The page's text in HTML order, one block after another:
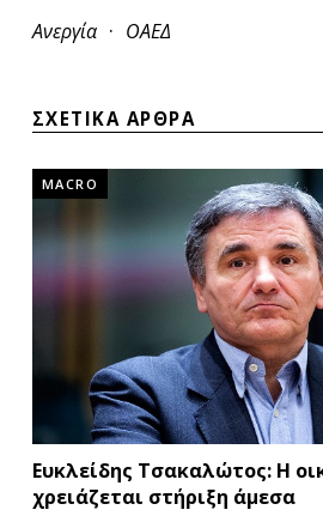
Ανεργία · ΟΑΕΔ
ΣΧΕΤΙΚΑ ΑΡΘΡΑ
MACRO
Ευκλείδης Τσακαλώτος: Η
χρειάζεται στήριξη άμεσα